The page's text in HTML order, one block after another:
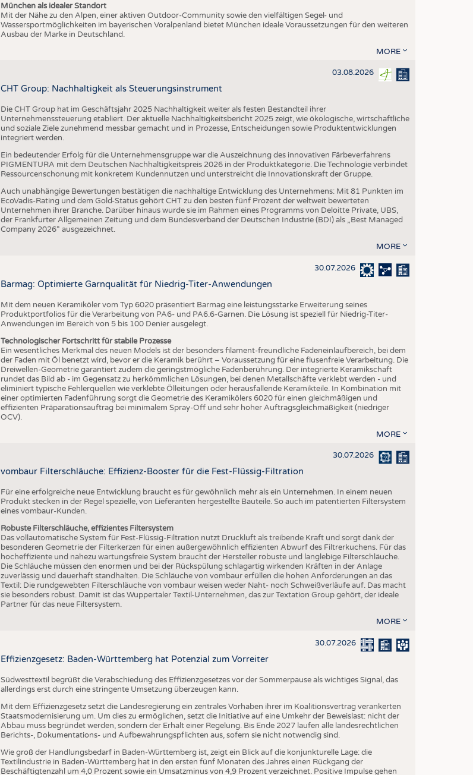
München als idealer Standort
Mit der Nähe zu den Alpen, einer aktiven Outdoor-Community sowie den vielfältigen Segel- und
Wassersportmöglichkeiten im bayerischen Voralpenland bietet München ideale Voraussetzungen für den weiteren
Ausbau der Marke in Deutschland.
MORE
03.08.2026
CHT Group: Nachhaltigkeit als Steuerungsinstrument
Die CHT Group hat im Geschäftsjahr 2025 Nachhaltigkeit weiter als festen Bestandteil ihrer
Unternehmenssteuerung etabliert. Der aktuelle Nachhaltigkeitsbericht 2025 zeigt, wie ökologische, wirtschaftliche
und soziale Ziele zunehmend messbar gemacht und in Prozesse, Entscheidungen sowie Produktentwicklungen
integriert werden.
Ein bedeutender Erfolg für die Unternehmensgruppe war die Auszeichnung des innovativen Färbeverfahrens
PIGMENTURA mit dem Deutschen Nachhaltigkeitspreis 2026 in der Produktkategorie. Die Technologie verbindet
Ressourcenschonung mit konkretem Kundennutzen und unterstreicht die Innovationskraft der Gruppe.
Auch unabhängige Bewertungen bestätigen die nachhaltige Entwicklung des Unternehmens: Mit 81 Punkten im
EcoVadis-Rating und dem Gold-Status gehört CHT zu den besten fünf Prozent der weltweit bewerteten
Unternehmen ihrer Branche. Darüber hinaus wurde sie im Rahmen eines Programms von Deloitte Private, UBS,
der Frankfurter Allgemeinen Zeitung und dem Bundesverband der Deutschen Industrie (BDI) als „Best Managed
Company 2026“ ausgezeichnet.
MORE
30.07.2026
Barmag: Optimierte Garnqualität für Niedrig-Titer-Anwendungen
Mit dem neuen Keramiköler vom Typ 6020 präsentiert Barmag eine leistungsstarke Erweiterung seines
Produktportfolios für die Verarbeitung von PA6- und PA6.6-Garnen. Die Lösung ist speziell für Niedrig-Titer-
Anwendungen im Bereich von 5 bis 100 Denier ausgelegt.
Technologischer Fortschritt für stabile Prozesse
Ein wesentliches Merkmal des neuen Models ist der besonders filament-freundliche Fadeneinlaufbereich, bei dem
der Faden mit Öl benetzt wird, bevor er die Keramik berührt – Voraussetzung für eine flusenfreie Verarbeitung. Die
Dreiwellen-Geometrie garantiert zudem die geringstmögliche Fadenberührung. Der integrierte Keramikschaft
rundet das Bild ab - im Gegensatz zu herkömmlichen Lösungen, bei denen Metallschäfte verklebt werden - und
eliminiert typische Fehlerquellen wie verklebte Ölleitungen oder herausfallende Keramikteile. In Kombination mit
einer optimierten Fadenführung sorgt die Geometrie des Keramikölers 6020 für einen gleichmäßigen und
effizienten Präparationsauftrag bei minimalem Spray-Off und sehr hoher Auftragsgleichmäßigkeit (niedriger
OCV).
MORE
30.07.2026
vombaur Filterschläuche: Effizienz-Booster für die Fest-Flüssig-Filtration
Für eine erfolgreiche neue Entwicklung braucht es für gewöhnlich mehr als ein Unternehmen. In einem neuen
Produkt stecken in der Regel spezielle, von Lieferanten hergestellte Bauteile. So auch im patentierten Filtersystem
eines vombaur-Kunden.
Robuste Filterschläuche, effizientes Filtersystem
Das vollautomatische System für Fest-Flüssig-Filtration nutzt Druckluft als treibende Kraft und sorgt dank der
besonderen Geometrie der Filterkerzen für einen außergewöhnlich effizienten Abwurf des Filtrerkuchens. Für das
hocheffiziente und nahezu wartungsfreie System braucht der Hersteller robuste und langlebige Filterschläuche.
Die Schläuche müssen den enormen und bei der Rückspülung schlagartig wirkenden Kräften in der Anlage
zuverlässig und dauerhaft standhalten. Die Schläuche von vombaur erfüllen die hohen Anforderungen an das
Textil: Die rundgewebten Filterschläuche von vombaur weisen weder Naht- noch Schweißverläufe auf. Das macht
sie besonders robust. Damit ist das Wuppertaler Textil-Unternehmen, das zur Textation Group gehört, der ideale
Partner für das neue Filtersystem.
MORE
30.07.2026
Effizienzgesetz: Baden-Württemberg hat Potenzial zum Vorreiter
Südwesttextil begrüßt die Verabschiedung des Effizienzgesetzes vor der Sommerpause als wichtiges Signal, das
allerdings erst durch eine stringente Umsetzung überzeugen kann.
Mit dem Effizienzgesetz setzt die Landesregierung ein zentrales Vorhaben ihrer im Koalitionsvertrag verankerten
Staatsmodernisierung um. Um dies zu ermöglichen, setzt die Initiative auf eine Umkehr der Beweislast: nicht der
Abbau muss begründet werden, sondern der Erhalt einer Regelung. Bis Ende 2027 laufen alle landesrechtlichen
Berichts-, Dokumentations- und Aufbewahrungspflichten aus, sofern sie nicht notwendig sind.
Wie groß der Handlungsbedarf in Baden-Württemberg ist, zeigt ein Blick auf die konjunkturelle Lage: die
Textilindustrie in Baden-Württemberg hat in den ersten fünf Monaten des Jahres einen Rückgang der
Beschäftigtenzahl um 4,0 Prozent sowie ein Umsatzminus von 4,9 Prozent verzeichnet. Positive Impulse gehen